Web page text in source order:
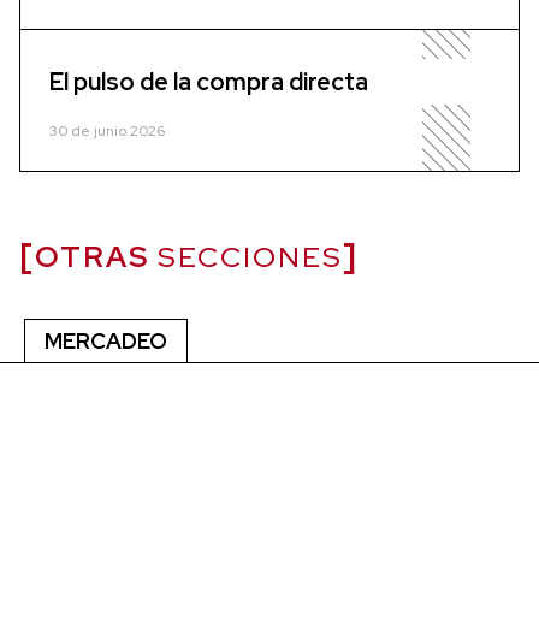
El pulso de la compra directa
30 de junio 2026
OTRAS SECCIONES
MERCADEO